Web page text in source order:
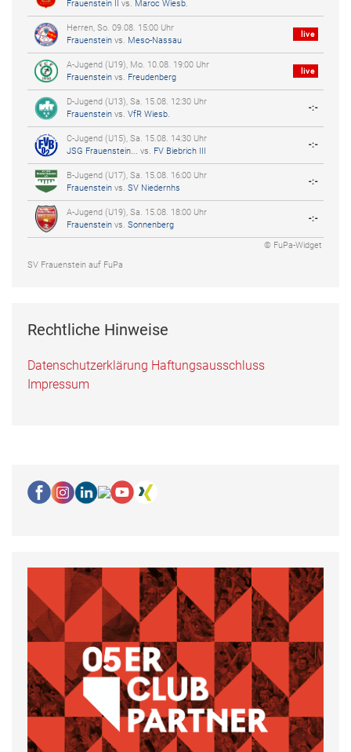
Frauenstein II vs. Maroc Wiesb.
Herren, So. 09.08. 15:00 Uhr
Frauenstein vs. Meso-Nassau
live
A-Jugend (U19), Mo. 10.08. 19:00 Uhr
Frauenstein vs. Freudenberg
live
D-Jugend (U13), Sa. 15.08. 12:30 Uhr
Frauenstein vs. VfR Wiesb.
-:-
C-Jugend (U15), Sa. 15.08. 14:30 Uhr
JSG Frauenstein...
vs. FV Biebrich III
-:-
B-Jugend (U17), Sa. 15.08. 16:00 Uhr
Frauenstein vs. SV Niedernhs
-:-
A-Jugend (U19), Sa. 15.08. 18:00 Uhr
Frauenstein vs. Sonnenberg
-:-
© FuPa-Widget
SV Frauenstein auf FuPa
Rechtliche Hinweise
Datenschutzerklärung Haftungsausschluss
Impressum